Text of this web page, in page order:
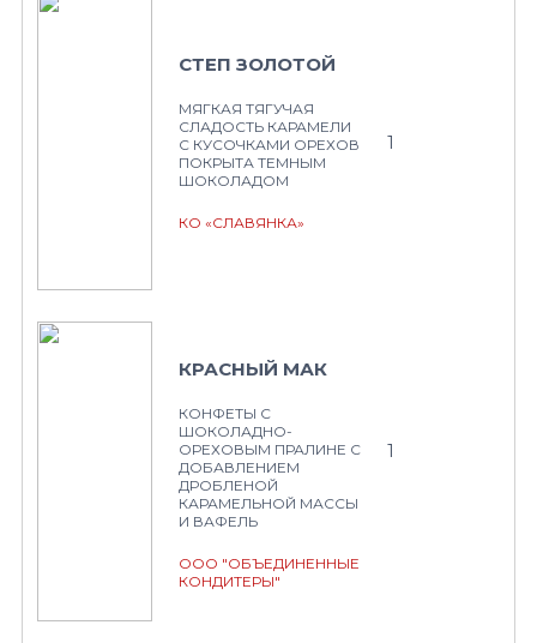
СТЕП ЗОЛОТОЙ
МЯГКАЯ ТЯГУЧАЯ
СЛАДОСТЬ КАРАМЕЛИ
С КУСОЧКАМИ ОРЕХОВ
ПОКРЫТА ТЕМНЫМ
ШОКОЛАДОМ
КО «СЛАВЯНКА»
1
КРАСНЫЙ МАК
КОНФЕТЫ С
ШОКОЛАДНО-
ОРЕХОВЫМ ПРАЛИНЕ С
ДОБАВЛЕНИЕМ
ДРОБЛЕНОЙ
КАРАМЕЛЬНОЙ МАССЫ
И ВАФЕЛЬ
ООО "ОБЪЕДИНЕННЫЕ
КОНДИТЕРЫ"
1